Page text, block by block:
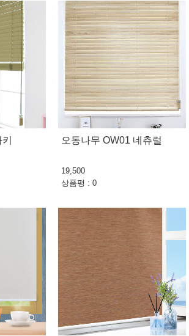
오동나무 OW01 네츄럴
19,500
상품평 : 0